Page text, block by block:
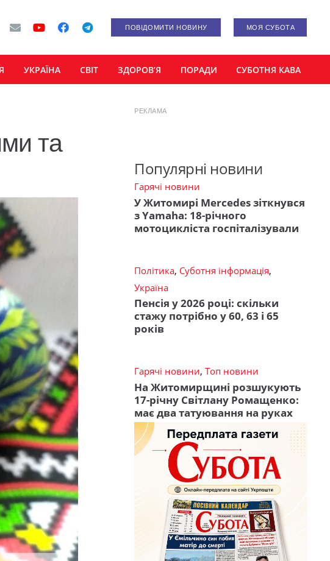
ПОВІДОМИТИ НОВИНУ МОЯ СУБОТА
УКРАЇНА СВІТ ЗДОРОВ’Я ПОРАДИ СУБОТНЯ КАВА
та
РЕКЛАМА
Популярні новини
Гарячі новини
У Житомирі Mercedes зіткнувся
з Yamaha: 18-річного
мотоцикліста госпіталізували
Політика, Суботня інформація,
Україна
Пенсія у 2026 році: скільки
стажу потрібно у 60, 63 і 65
років
Гарячі новини, Топ новини
На Житомирщині розшукують
17-річну Світлану Ромащенко:
має два татуювання на руках